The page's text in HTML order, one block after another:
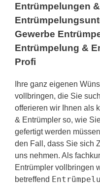
Entrümpelungen &
Gewerbe
Entrümpelung &
Profi
Ihre ganz eigenen
vollbringen, die Sie
offerieren wir Ihnen als
& Entrümpler so, wie
gefertigt werden
den Fall, dass Sie sich
uns nehmen. Als
Entrümpler vollbringen
betreffend